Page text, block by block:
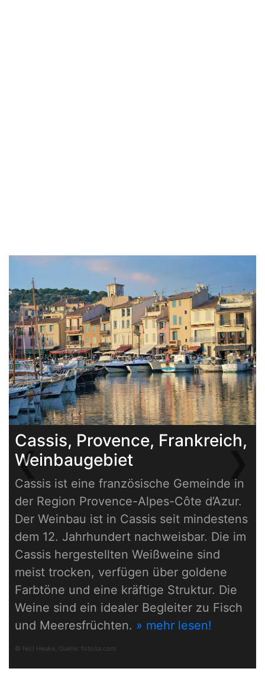
Cassis, Provence, Frankreich,
Weinbaugebiet
Cassis ist eine französische Gemeinde in
der Region Provence-Alpes-Côte d’Azur.
Der Weinbau ist in Cassis seit mindestens
dem 12. Jahrhundert nachweisbar. Die im
Cassis hergestellten Weißweine sind
meist trocken, verfügen über goldene
Farbtöne und eine kräftige Struktur. Die
Weine sind ein idealer Begleiter zu Fisch
und Meeresfrüchten. » mehr lesen!
© Nici Heuke, Quelle: fotolia.com
❮Previous